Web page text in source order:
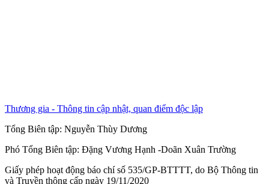
Thương gia - Thông tin cập nhật, quan điểm độc lập
Tổng Biên tập: Nguyễn Thùy Dương
Phó Tổng Biên tập: Đặng Vương Hạnh -Doãn Xuân Trường
Giấy phép hoạt động báo chí số 535/GP-BTTTT, do Bộ Thông tin
và Truyền thông cấp ngày 19/11/2020